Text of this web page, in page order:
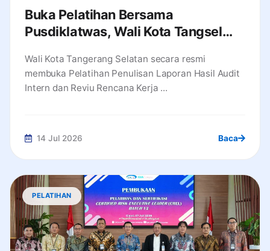
Buka Pelatihan Bersama
Pusdiklatwas, Wali Kota Tangsel
Kawal APBD
Wali Kota Tangerang Selatan secara resmi
membuka Pelatihan Penulisan Laporan Hasil Audit
Intern dan Reviu Rencana Kerja ...
14 Jul 2026 Baca
PELATIHAN